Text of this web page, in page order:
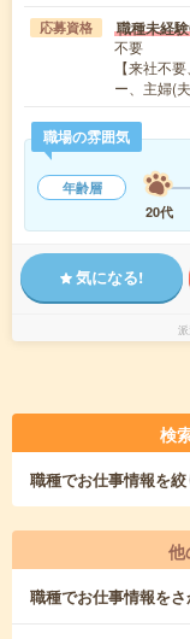
応募資格 職種未経
不要
【来社不
ー、主婦(
職場の雰囲気
年齢層
20代
気になる!
検
職種でお仕事情報を
他
職種でお仕事情報を